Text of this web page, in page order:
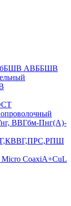
ВбБШВ АВББШВ
ВВГбм-Пнг(А)-
КГ,КВВГ,ПРС,РПШ
CoaxiA+CuL